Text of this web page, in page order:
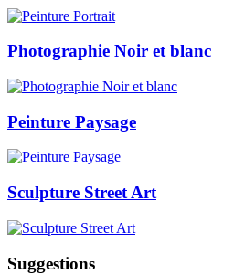
Photographie Noir et blanc
Peinture Paysage
Sculpture Street Art
Suggestions